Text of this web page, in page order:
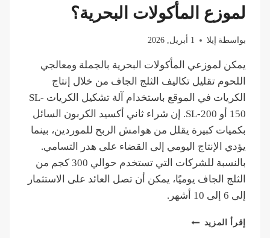
لموزع المأكولات البحرية؟
بواسطة إيلا 1 أبريل, 2026
يمكن لموزعي المأكولات البحرية بالجملة ومعالجي
اللحوم تقليل تكاليف الثلج الجاف من خلال إنتاج
الكريات في الموقع باستخدام آلة تشكيل الكريات SL-
150 أو SL-200. إن شراء ثاني أكسيد الكربون السائل
بكميات كبيرة يقلل من هوامش الربح للموردين، بينما
يؤدي الإنتاج اليومي إلى القضاء على هدر التسامي.
بالنسبة للشركات التي تستخدم حوالي 300 كجم من
الثلج الجاف يوميًا، يمكن أن تصل العائد على الاستثمار
إلى 6 إلى 10 أشهر.
إقرأ المزيد كم